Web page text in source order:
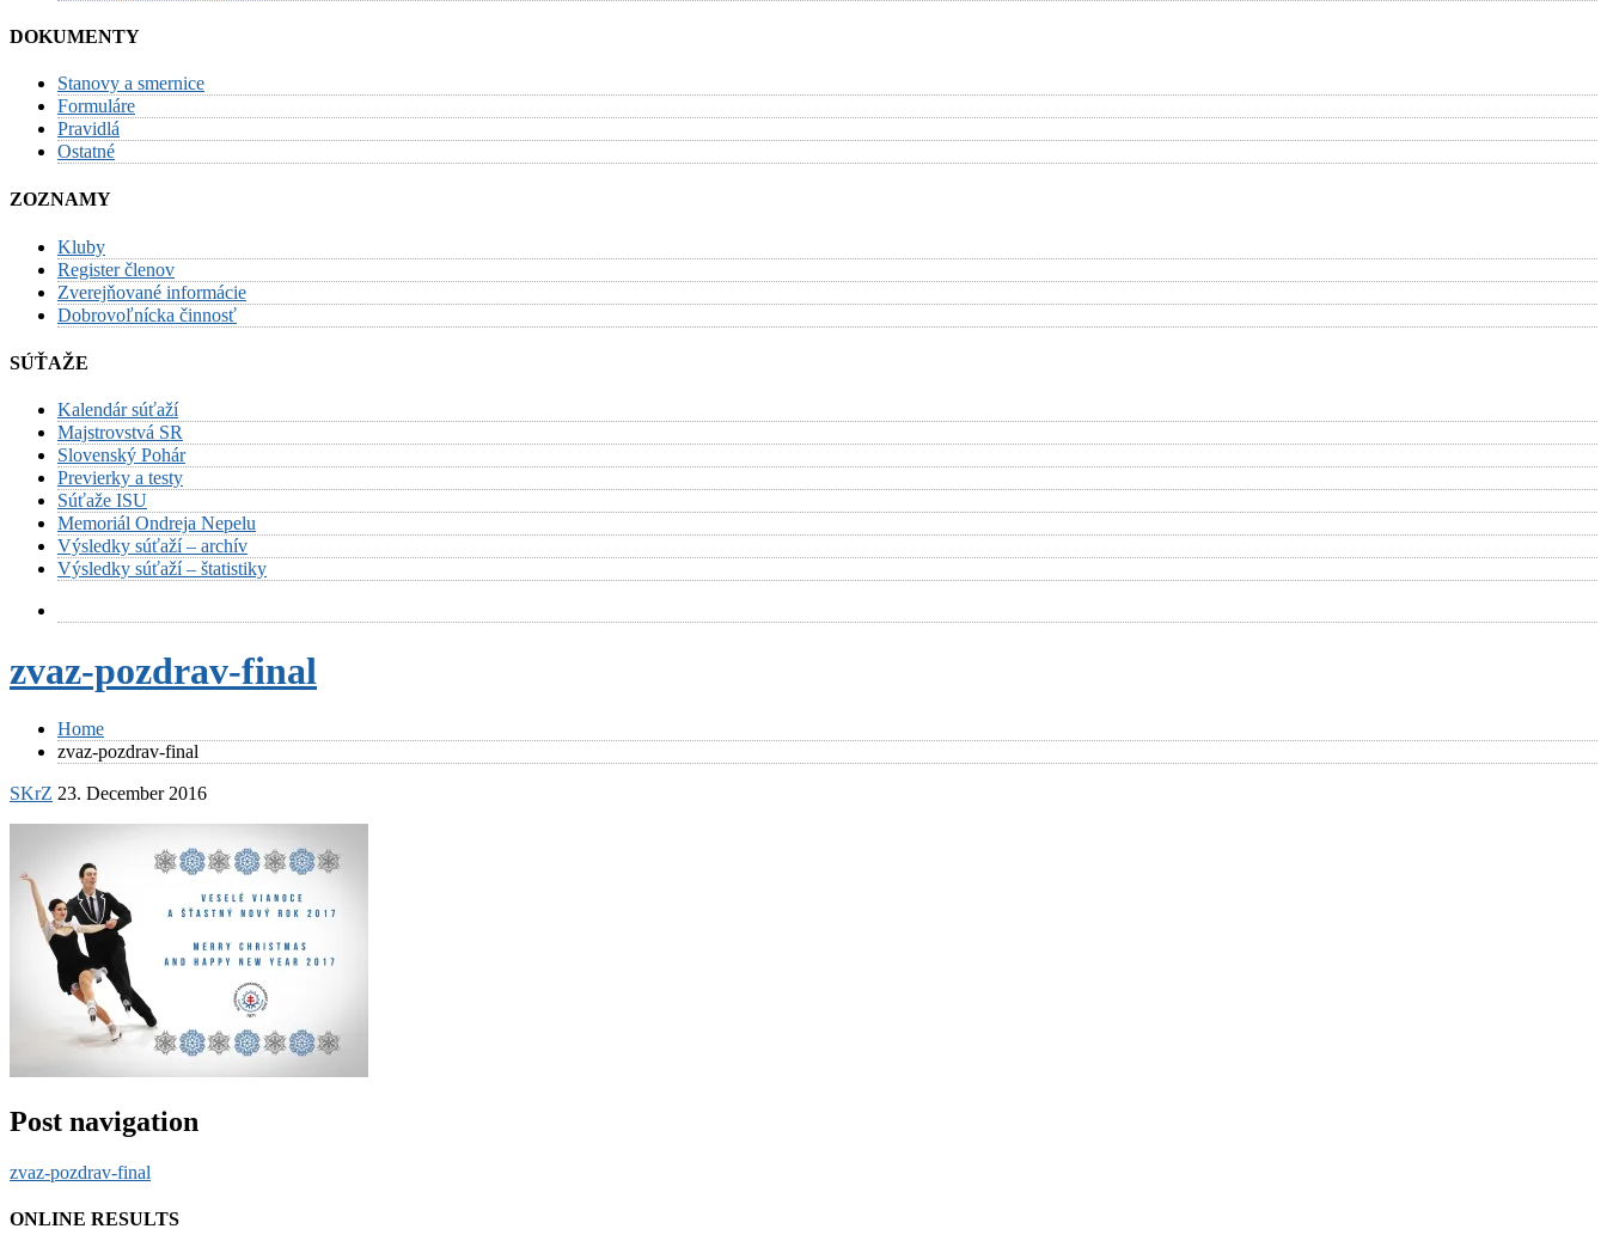
DOKUMENTY
Stanovy a smernice
Formuláre
Pravidlá
Ostatné
ZOZNAMY
Kluby
Register členov
Zverejňované informácie
Dobrovoľnícka činnosť
SÚŤAŽE
Kalendár súťaží
Majstrovstvá SR
Slovenský Pohár
Previerky a testy
Súťaže ISU
Memoriál Ondreja Nepelu
Výsledky súťaží – archív
Výsledky súťaží – štatistiky
zvaz-pozdrav-final
Home
zvaz-pozdrav-final
SKrZ 23. December 2016
Post navigation
zvaz-pozdrav-final
ONLINE RESULTS